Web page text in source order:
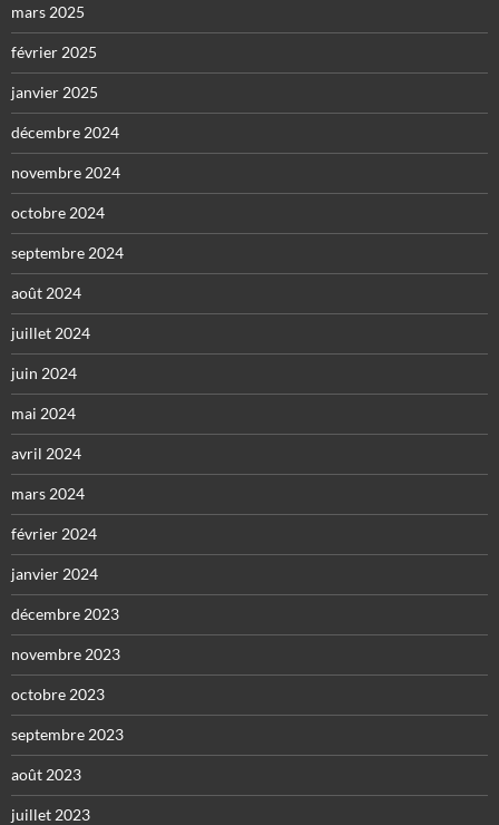
mars 2025
février 2025
janvier 2025
décembre 2024
novembre 2024
octobre 2024
septembre 2024
août 2024
juillet 2024
juin 2024
mai 2024
avril 2024
mars 2024
février 2024
janvier 2024
décembre 2023
novembre 2023
octobre 2023
septembre 2023
août 2023
juillet 2023